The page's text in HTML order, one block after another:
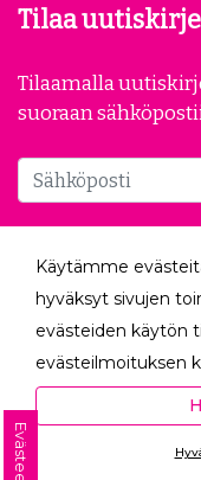
Tilaa
Tilaamalla
suoraan
Seuraa meitä
Käytämme
hyväksyt sivujen
evästeiden käytön
evästeilmoituksen
Hyväksyessäsi
autat meitä
verkkosivumme
Evästeet